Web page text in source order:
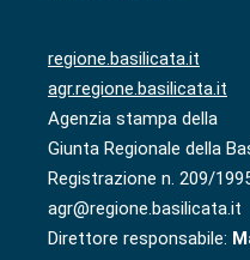
regione.basilicata.it
agr.regione.basilicata.it
Agenzia stampa della
Giunta Regionale della
Registrazione n. 209/
agr@regione.basilicata.it
Direttore responsabile: